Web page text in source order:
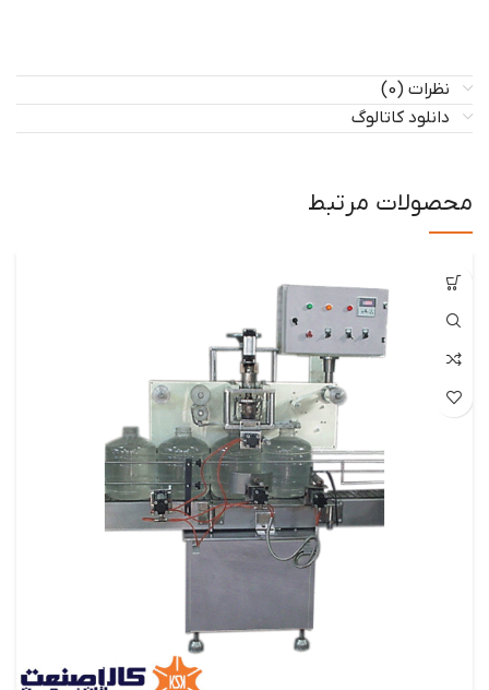
نظرات (0)
دانلود کاتالوگ
محصولات مرتبط